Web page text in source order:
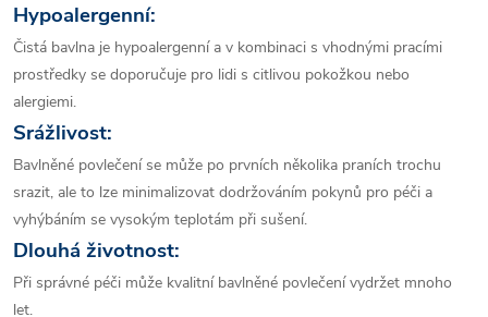
Hypoalergenní:
Čistá bavlna je hypoalergenní a v kombinaci s vhodnými pracími
prostředky se doporučuje pro lidi s citlivou pokožkou nebo
alergiemi.
Srážlivost:
Bavlněné povlečení se může po prvních několika praních trochu
srazit, ale to lze minimalizovat dodržováním pokynů pro péči a
vyhýbáním se vysokým teplotám při sušení.
Dlouhá životnost:
Při správné péči může kvalitní bavlněné povlečení vydržet mnoho
let.